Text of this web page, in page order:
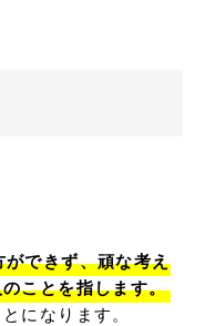
できず、頑な考え
ことを指します。
になります。